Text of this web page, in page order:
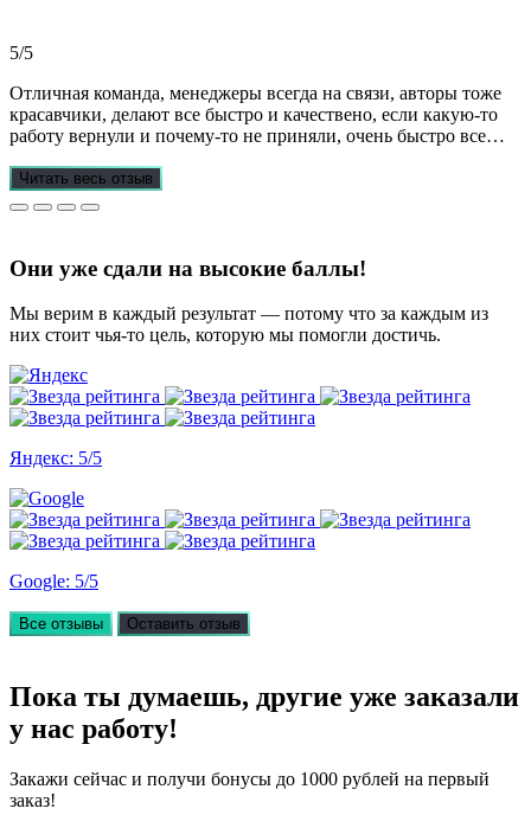
5/5
Отличная команда, менеджеры всегда на связи, авторы тоже
красавчики, делают все быстро и качествено, если какую-то
работу вернули и почему-то не приняли, очень быстро все
за 3 недели, до последнего не верила, что такое возможно, но
все удалось. Спасибо, что вы есть))
Читать весь отзыв
Они уже сдали на высокие баллы!
Мы верим в каждый результат — потому что за каждым из
них стоит чья-то цель, которую мы помогли достичь.
Яндекс: 5/5
Google: 5/5
Все отзывы Оставить отзыв
Пока ты думаешь, другие уже заказали
у нас работу!
Закажи сейчас и получи бонусы до 1000 рублей на первый
заказ!